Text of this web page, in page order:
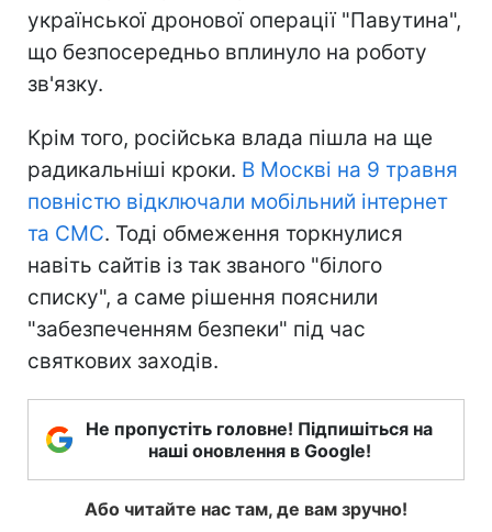
української дронової операції "Павутина",
що безпосередньо вплинуло на роботу
зв'язку.
Крім того, російська влада пішла на ще
радикальніші кроки. В Москві на 9 травня
повністю відключали мобільний інтернет
та СМС. Тоді обмеження торкнулися
навіть сайтів із так званого "білого
списку", а саме рішення пояснили
"забезпеченням безпеки" під час
святкових заходів.
Не пропустіть головне! Підпишіться на
наші оновлення в Google!
Або читайте нас там, де вам зручно!